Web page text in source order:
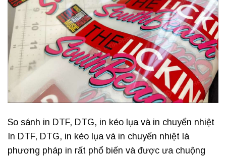
So sánh in DTF, DTG, in kéo lụa và in chuyển nhiệt
In DTF, DTG, in kéo lụa và in chuyển nhiệt là
phương pháp in rất phổ biến và được ưa chuộng